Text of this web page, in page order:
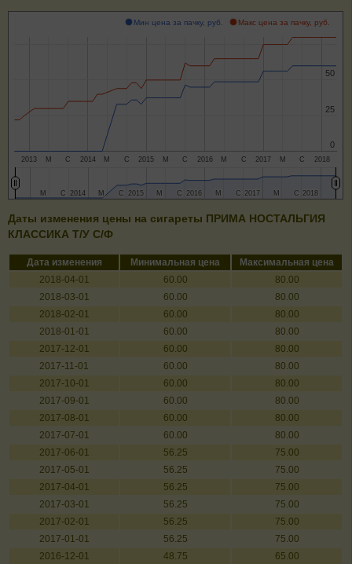
Мин цена за пачку, руб. Макс цена за пачку, руб.
2013 2014 2015 2016 2017 2018
М С М С М С М С М С
0
0
25
25
50
50
2014
2014 2015
2015 2016
2016 2017
2017 2018
2018
М
М С
С М
М С
С М
М С
С М
М С
С М
М С
С
Даты изменения цены на сигареты ПРИМА НОСТАЛЬГИЯ
КЛАССИКА Т/У С/Ф
Дата изменения Минимальная цена
Максимальная цена
2018-04-01
60.00
80.00
2018-03-01
60.00
80.00
2018-02-01
60.00
80.00
2018-01-01
60.00
80.00
2017-12-01
60.00
80.00
2017-11-01
60.00
80.00
2017-10-01
60.00
80.00
2017-09-01
60.00
80.00
2017-08-01
60.00
80.00
2017-07-01
60.00
80.00
2017-06-01
56.25
75.00
2017-05-01
56.25
75.00
2017-04-01
56.25
75.00
2017-03-01
56.25
75.00
2017-02-01
56.25
75.00
2017-01-01
56.25
75.00
2016-12-01
48.75
65.00